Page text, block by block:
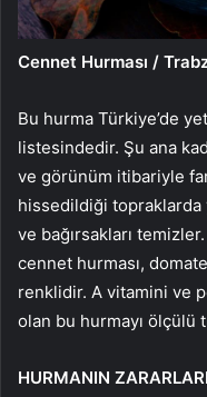
Cennet Hurması /
Bu hurma Türkiye’de
listesindedir. Şu ana
ve görünüm itibariyle
hissedildiği topraklarda
ve bağırsakları
cennet hurması,
renklidir. A vitamini ve
olan bu hurmayı ölçülü
HURMANIN ZARARLARI